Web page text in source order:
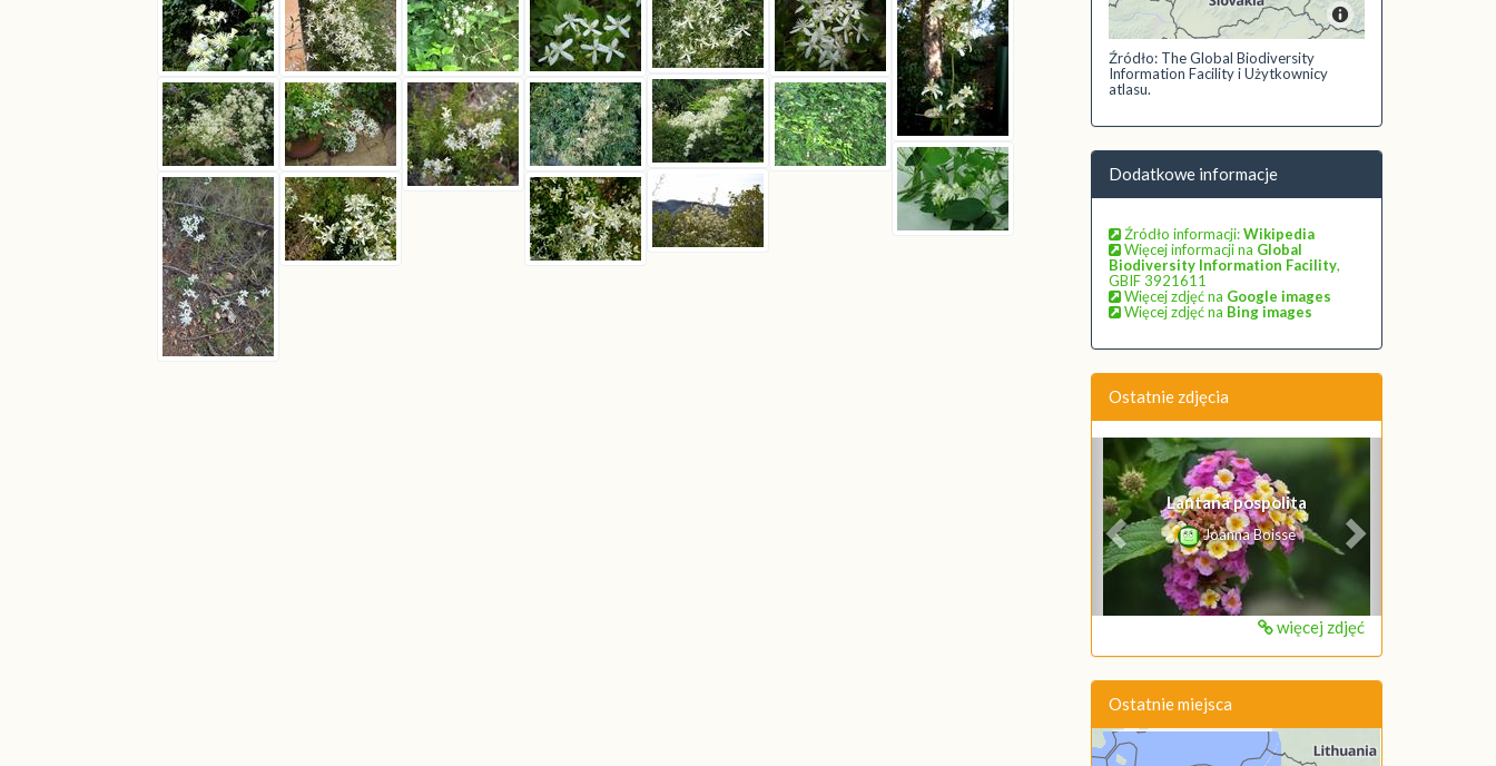
Źródło: The Global Biodiversity
Information Facility i Użytkownicy
atlasu.
Dodatkowe informacje
Źródło informacji:Wikipedia
Więcej informacji na Global
Biodiversity Information Facility,
GBIF 3921611
Więcej zdjęć na Google images
Więcej zdjęć na Bing images
Ostatnie zdjęcia
Lantana pospolita
Joanna Boisse
Poprzednie Następne
więcej zdjęć
Ostatnie miejsca